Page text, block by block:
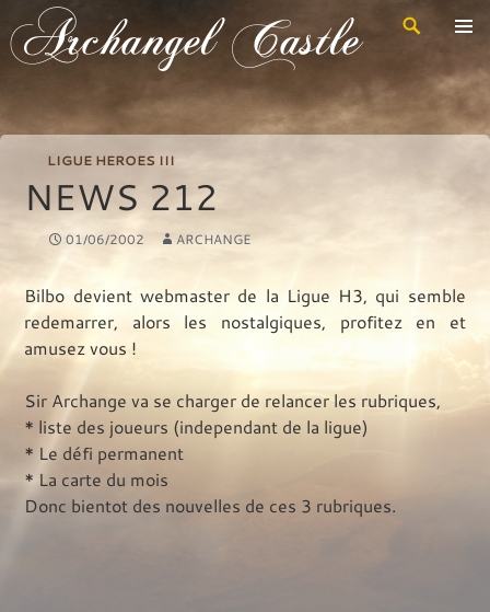
Archangel Castle
Recherche
Aller
contenu
principal
LIGUE HEROES III
NEWS 212
01/06/2002 ARCHANGE
Bilbo devient webmaster de la Ligue H3, qui semble
redemarrer, alors les nostalgiques, profitez en et
amusez vous !
Sir Archange va se charger de relancer les rubriques,
* liste des joueurs (independant de la ligue)
* Le défi permanent
* La carte du mois
Donc bientot des nouvelles de ces 3 rubriques.